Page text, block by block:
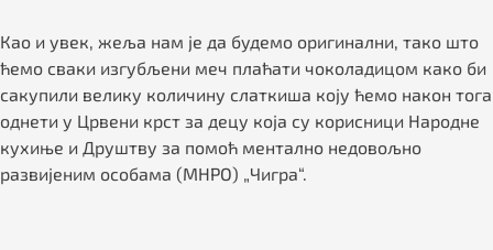
Као и увек, жеља нам је да будемо оригинални, тако што
ћемо сваки изгубљени меч плаћати чоколадицом како би
сакупили велику количину слаткиша коју ћемо након тога
однети у Црвени крст за децу која су корисници Народне
кухиње и Друштву за помоћ ментално недовољно
развијеним особама (МНРО) „Чигра“.